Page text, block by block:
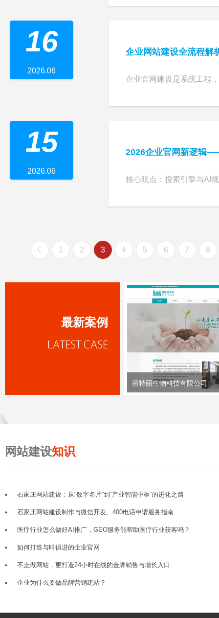
企业网站建设全流程
企业官网建设是系统工程
16
2026.06
2026企业官网新逻辑
核心观点：搜索引擎与AI
15
2026.06
1 2 3 4 5 6 7 8
最新案例
蓓特丽生物科技有限公司
网站建设知识
石家庄网站建设：从“数字名片”到“产业智能中枢”的进化之路
石家庄网站建设制作与微信开发、400电话申请服务指南
医疗行业怎么做好AI推广，GEO服务能帮助医疗行业获客吗？
如何打造与时俱进的企业官网
不止做网站，更打造24小时在线的金牌销售与增长入口
企业为什么要做品牌营销建站？